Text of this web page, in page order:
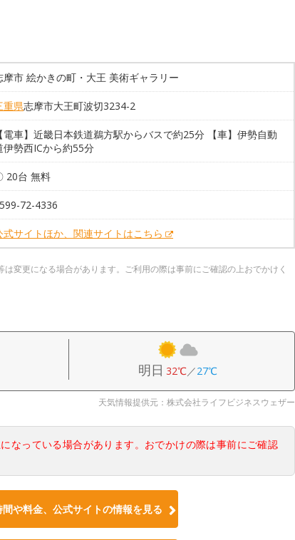
摩市 絵かきの町・大王 美術ギャラリー
重県志摩市大王町波切3234-2
【電車】近畿日本鉄道鵜方駅からバスで約25分 【車】伊勢自動
伊勢西ICから約55分
20台 無料
72-4336
式サイトほか、関連サイトはこちら
変更になる場合があります。ご利用の際は事前にご確認の上おでかけく
明日 32℃／27℃
天気情報提供元：株式会社ライフビジネスウェザー
なっている場合があります。おでかけの際は事前にご確認
や料金、公式サイトの情報を見る